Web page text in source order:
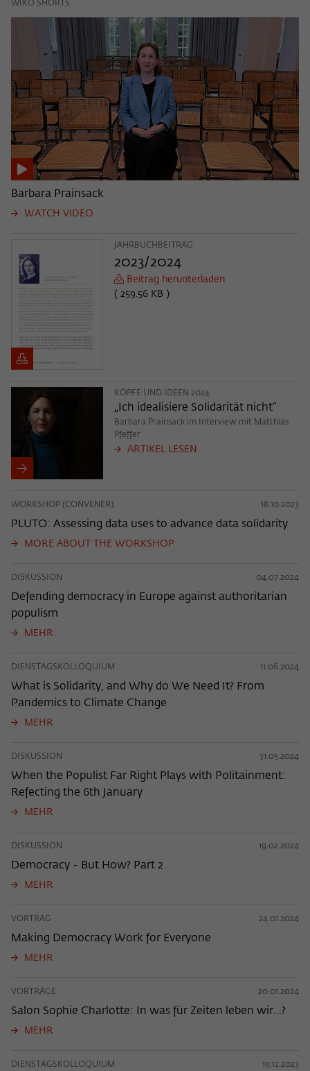
WIKO SHORTS
Barbara Prainsack
WATCH VIDEO
JAHRBUCHBEITRAG
2023/2024
Beitrag herunterladen
( 259.56 KB )
KÖPFE UND IDEEN 2024
„Ich idealisiere Solidarität nicht“
Barbara Prainsack im Interview mit Matthias
Pfeffer
ARTIKEL LESEN
WORKSHOP (CONVENER) 18.10.2023
PLUTO: Assessing data uses to advance data solidarity
MORE ABOUT THE WORKSHOP
DISKUSSION 04.07.2024
Defending democracy in Europe against authoritarian
populism
MEHR
DIENSTAGSKOLLOQUIUM 11.06.2024
What is Solidarity, and Why do We Need It? From
Pandemics to Climate Change
MEHR
DISKUSSION 31.05.2024
When the Populist Far Right Plays with Politainment:
Refecting the 6th January
MEHR
DISKUSSION 19.02.2024
Democracy - But How? Part 2
MEHR
VORTRAG 24.01.2024
Making Democracy Work for Everyone
MEHR
VORTRÄGE 20.01.2024
Salon Sophie Charlotte: In was für Zeiten leben wir...?
MEHR
DIENSTAGSKOLLOQUIUM 19.12.2023